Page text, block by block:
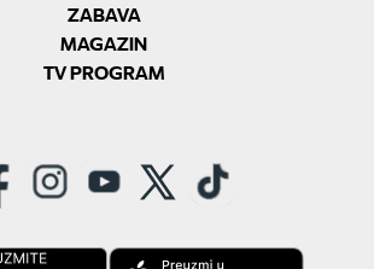
ZABAVA
MAGAZIN
TV PROGRAM